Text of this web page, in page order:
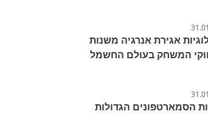
אגירת אנרגיה משנות
המשחק בעולם החשמל
הסמארטפונים הגדולות